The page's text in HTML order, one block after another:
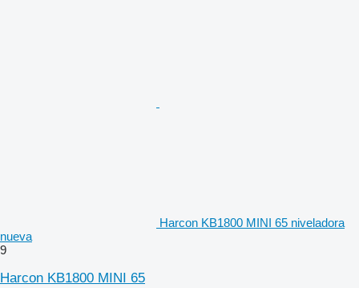
Harcon KB1800 MINI 65 niveladora
nueva
9
Harcon KB1800 MINI 65